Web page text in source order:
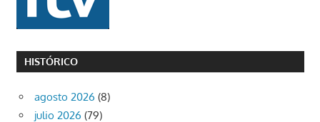
HISTÓRICO
agosto 2026 (8)
julio 2026 (79)